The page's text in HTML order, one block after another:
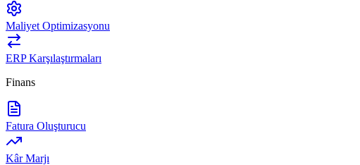
Maliyet Optimizasyonu
ERP Karşılaştırmaları
Finans
Fatura Oluşturucu
Kâr Marjı